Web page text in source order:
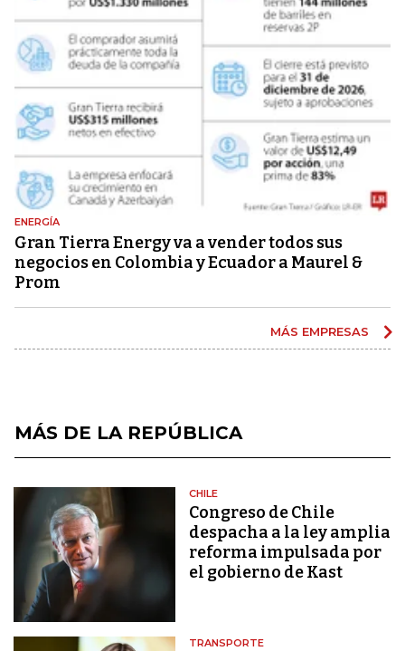
ENERGÍA
Gran Tierra Energy va a vender todos sus
negocios en Colombia y Ecuador a Maurel &
Prom
MÁS EMPRESAS
MÁS DE LA REPÚBLICA
CHILE
Congreso de Chile
despacha a la ley amplia
reforma impulsada por
el gobierno de Kast
TRANSPORTE